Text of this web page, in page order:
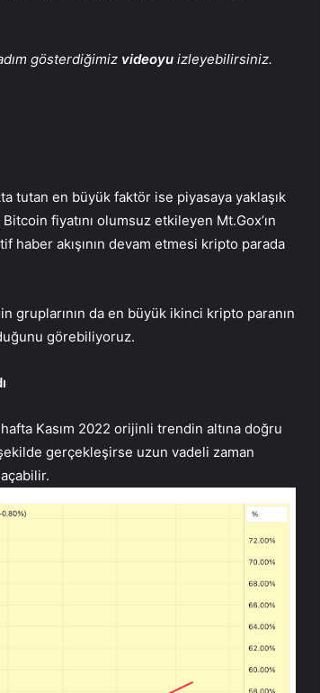
gösterdiğimiz videoyu izleyebilirsiniz.
tutan en büyük faktör ise piyasaya yaklaşık
fiyatını olumsuz etkileyen Mt.Gox’ın
haber akışının devam etmesi kripto parada
gruplarının da en büyük ikinci kripto paranın
görebiliyoruz.
Kasım 2022 orijinli trendin altına doğru
gerçekleşirse uzun vadeli zaman